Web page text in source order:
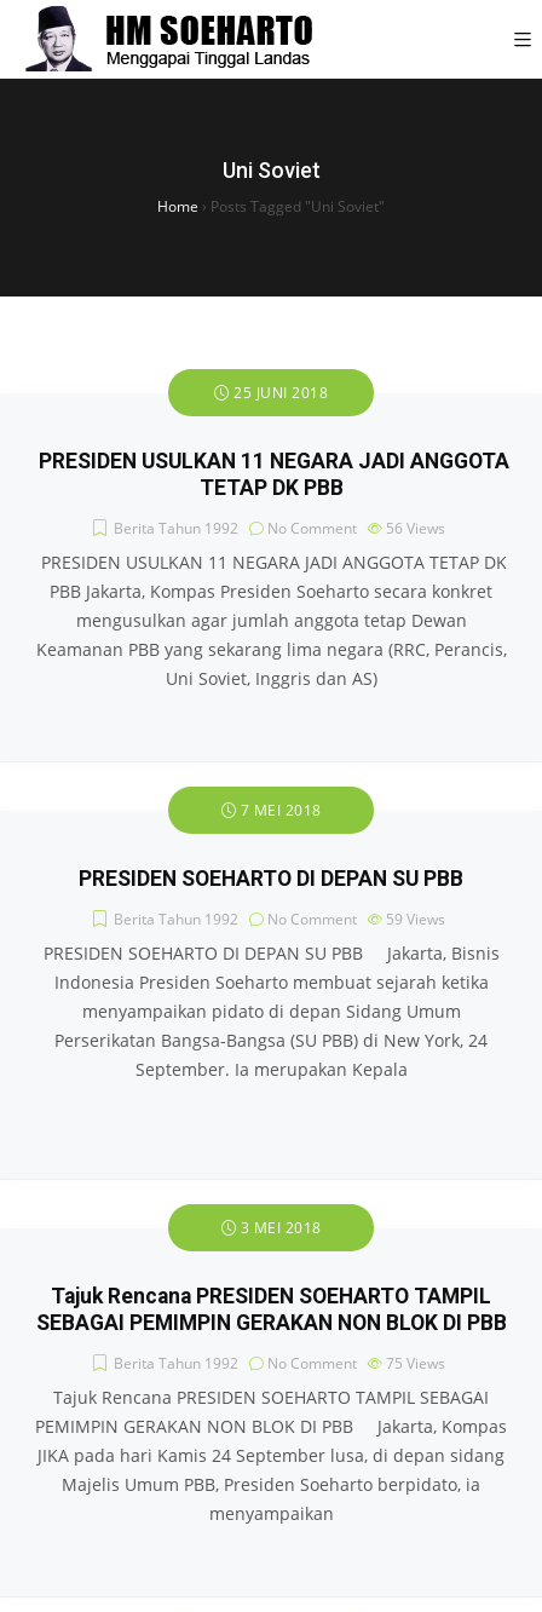
Uni Soviet
Home › Posts Tagged "Uni Soviet"
25 JUNI 2018
PRESIDEN USULKAN 11 NEGARA JADI ANGGOTA
TETAP DK PBB
Berita Tahun 1992 No Comment 56 Views
PRESIDEN USULKAN 11 NEGARA JADI ANGGOTA TETAP DK
PBB Jakarta, Kompas Presiden Soeharto secara konkret
mengusulkan agar jumlah anggota tetap Dewan
Keamanan PBB yang sekarang lima negara (RRC, Perancis,
Uni Soviet, Inggris dan AS)
7 MEI 2018
PRESIDEN SOEHARTO DI DEPAN SU PBB
Berita Tahun 1992 No Comment 59 Views
PRESIDEN SOEHARTO DI DEPAN SU PBB Jakarta, Bisnis
Indonesia Presiden Soeharto membuat sejarah ketika
menyampaikan pidato di depan Sidang Umum
Perserikatan Bangsa-Bangsa (SU PBB) di New York, 24
September. Ia merupakan Kepala
3 MEI 2018
Tajuk Rencana PRESIDEN SOEHARTO TAMPIL
SEBAGAI PEMIMPIN GERAKAN NON BLOK DI PBB
Berita Tahun 1992 No Comment 75 Views
Tajuk Rencana PRESIDEN SOEHARTO TAMPIL SEBAGAI
PEMIMPIN GERAKAN NON BLOK DI PBB Jakarta, Kompas
JIKA pada hari Kamis 24 September lusa, di depan sidang
Majelis Umum PBB, Presiden Soeharto berpidato, ia
menyampaikan